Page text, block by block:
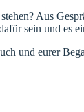
Aus
sein und es
und eurer